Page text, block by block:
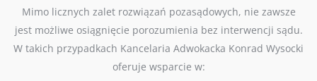
Mimo licznych zalet rozwiązań pozasądowych, nie zawsze
jest możliwe osiągnięcie porozumienia bez interwencji sądu.
W takich przypadkach Kancelaria Adwokacka Konrad Wysocki
oferuje wsparcie w: